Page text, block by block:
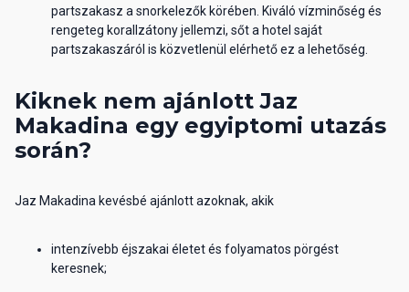
partszakasz a snorkelezők körében. Kiváló vízminőség és
rengeteg korallzátony jellemzi, sőt a hotel saját
partszakaszáról is közvetlenül elérhető ez a lehetőség.
Kiknek nem ajánlott Jaz
Makadina egy egyiptomi utazás
során?
Jaz Makadina kevésbé ajánlott azoknak, akik
intenzívebb éjszakai életet és folyamatos pörgést
keresnek;